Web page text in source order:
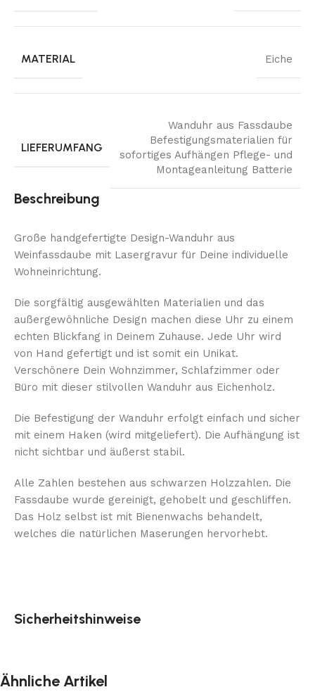
MATERIAL Eiche
LIEFERUMFANG
Wanduhr aus Fassdaube
Befestigungsmaterialien für
sofortiges Aufhängen Pflege- und
Montageanleitung Batterie
Beschreibung
Große handgefertigte Design-Wanduhr aus
Weinfassdaube mit Lasergravur für Deine individuelle
Wohneinrichtung.
Die sorgfältig ausgewählten Materialien und das
außergewöhnliche Design machen diese Uhr zu einem
echten Blickfang in Deinem Zuhause. Jede Uhr wird
von Hand gefertigt und ist somit ein Unikat.
Verschönere Dein Wohnzimmer, Schlafzimmer oder
Büro mit dieser stilvollen Wanduhr aus Eichenholz.
Die Befestigung der Wanduhr erfolgt einfach und sicher
mit einem Haken (wird mitgeliefert). Die Aufhängung ist
nicht sichtbar und äußerst stabil.
Alle Zahlen bestehen aus schwarzen Holzzahlen. Die
Fassdaube wurde gereinigt, gehobelt und geschliffen.
Das Holz selbst ist mit Bienenwachs behandelt,
welches die natürlichen Maserungen hervorhebt.
Sicherheitshinweise
Ähnliche Artikel